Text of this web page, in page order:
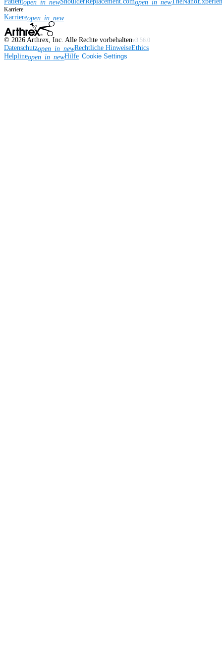
open_in_new open_in_new
Karriere
Karriereopen_in_new
© 2026 Arthrex, Inc. Alle Rechte vorbehaltenv3.56.0
Datenschutzopen_in_newRechtliche HinweiseEthics
Helplineopen_in_newHilfe Cookie Settings